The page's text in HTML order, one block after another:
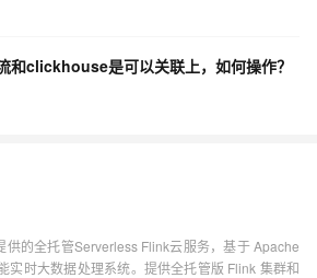
和clickhouse是可以关联上，如何操作？
供的全托管Serverless Flink云服务，基于 Apache
实时大数据处理系统。提供全托管版 Flink 集群和